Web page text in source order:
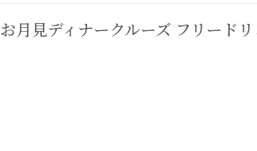
お月見ディナークルーズ フリード